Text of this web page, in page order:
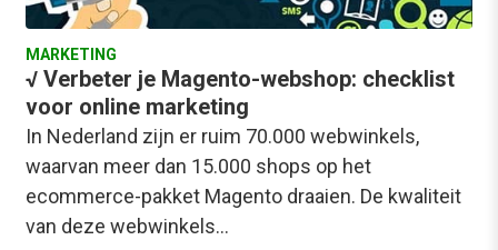
MARKETING
√ Verbeter je Magento-webshop: checklist
voor online marketing
In Nederland zijn er ruim 70.000 webwinkels,
waarvan meer dan 15.000 shops op het
ecommerce-pakket Magento draaien. De kwaliteit
van deze webwinkels…